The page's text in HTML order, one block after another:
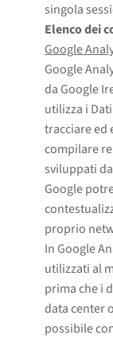
singola
Elenco dei
Google
Google
da Google
utilizza i
tracciare ed
compilare
sviluppati
Google
proprio
In Google
utilizzati al
prima che i
data center
possibile